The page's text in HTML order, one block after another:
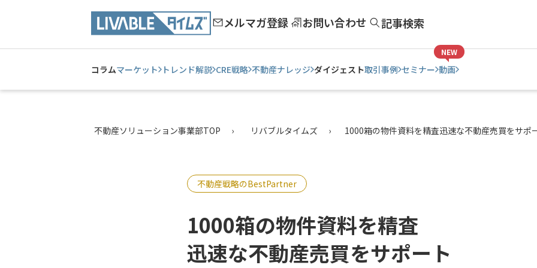
メルマガ登録 お問い合わせ 記事検索
コラムマーケット トレンド解説 CRE戦略 不動産ナレッジ ダイジェスト取引事例 セミナー 動画
NEW
不動産ソリューション事業部TOP リバブルタイムズ 1000箱の物件資料を精査迅速な不動産売買をサポ
不動産戦略のBestPartner
1000箱の物件資料を精査
迅速な不動産売買をサポート